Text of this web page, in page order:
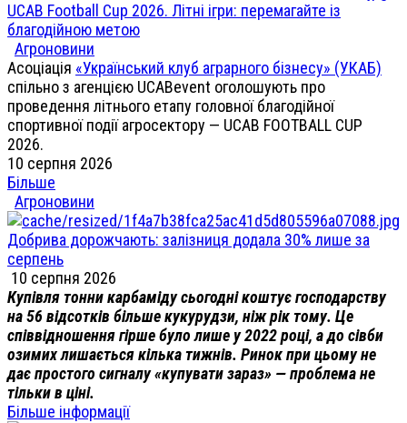
UCAB Football Cup 2026. Літні ігри: перемагайте із
благодійною метою
Агроновини
Асоціація «Український клуб аграрного бізнесу» (УКАБ)
спільно з агенцією UCABevent оголошують про
проведення літнього етапу головної благодійної
спортивної події агросектору — UCAB FOOTBALL CUP
2026.
10 серпня 2026
Більше
Агроновини
Добрива дорожчають: залізниця додала 30% лише за
серпень
10 серпня 2026
Купівля тонни карбаміду сьогодні коштує господарству
на 56 відсотків більше кукурудзи, ніж рік тому. Це
співвідношення гірше було лише у 2022 році, а до сівби
озимих лишається кілька тижнів. Ринок при цьому не
дає простого сигналу «купувати зараз» — проблема не
тільки в ціні.
Більше інформації